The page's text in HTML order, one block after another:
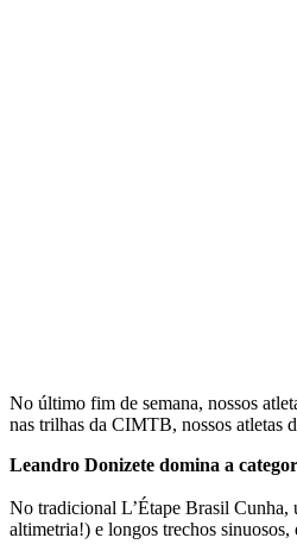
No último fim de semana, nossos
nas trilhas da CIMTB, nossos atletas
Leandro Donizete domina a
No tradicional L’Étape Brasil Cunha,
altimetria!) e longos trechos sinuosos,